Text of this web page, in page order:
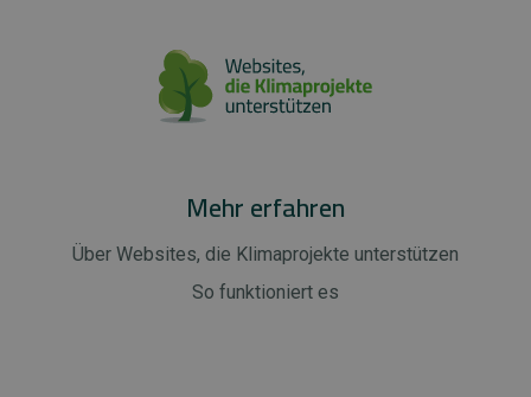
Mehr erfahren
Über Websites, die Klimaprojekte unterstützen
So funktioniert es